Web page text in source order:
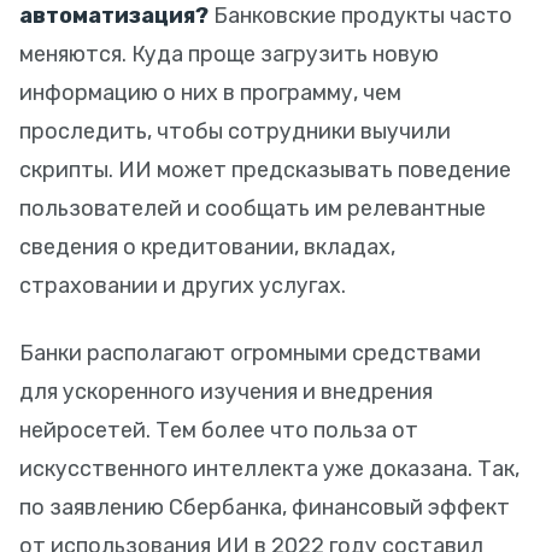
автоматизация? Банковские продукты часто
меняются. Куда проще загрузить новую
информацию о них в программу, чем
проследить, чтобы сотрудники выучили
скрипты. ИИ может предсказывать поведение
пользователей и сообщать им релевантные
сведения о кредитовании, вкладах,
страховании и других услугах.
Банки располагают огромными средствами
для ускоренного изучения и внедрения
нейросетей. Тем более что польза от
искусственного интеллекта уже доказана. Так,
по заявлению Сбербанка, финансовый эффект
от использования ИИ в 2022 году составил